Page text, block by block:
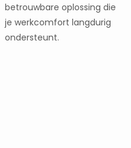
betrouwbare oplossing die
je werkcomfort langdurig
ondersteunt.